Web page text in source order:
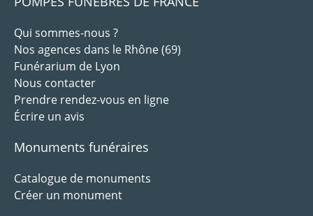
Qui sommes-nous ?
Nos agences dans le Rhône (69)
Funérarium de Lyon
Nous contacter
Prendre rendez-vous en ligne
Écrire un avis
Monuments funéraires
Catalogue de monuments
Créer un monument